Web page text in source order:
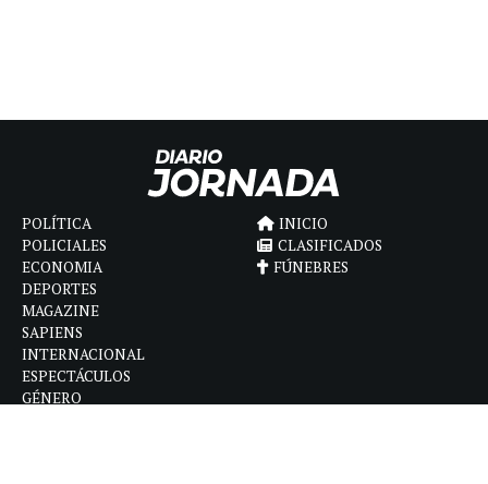
POLÍTICA
POLICIALES
ECONOMIA
DEPORTES
MAGAZINE
SAPIENS
INTERNACIONAL
ESPECTÁCULOS
GÉNERO
INICIO
CLASIFICADOS
FÚNEBRES